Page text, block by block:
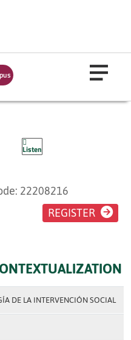
Listen
EN
DE LA
22208216
REGISTER
DE LA INTERVENCIÓN SOCIAL